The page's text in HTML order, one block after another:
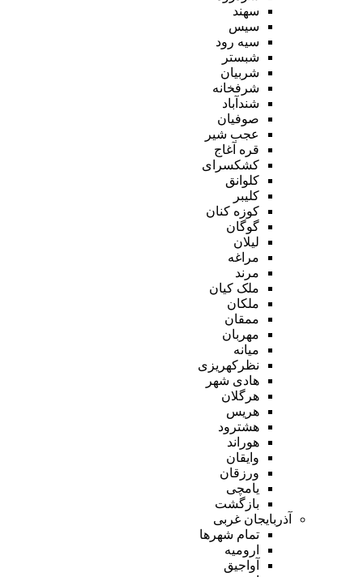
سهند
سیس
سیه رود
شبستر
شربیان
شرفخانه
شندآباد
صوفیان
عجب شیر
قره آغاج
کشکسرای
کلوانق
کلیبر
کوزه کنان
گوگان
لیلان
مراغه
مرند
ملک کیان
ملکان
ممقان
مهربان
میانه
نظرکهریزی
هادی شهر
هرگلان
هریس
هشترود
هوراند
وایقان
ورزقان
یامچی
بازگشت
آذربایجان غربی
تمام شهر‌ها
ارومیه
آواجیق